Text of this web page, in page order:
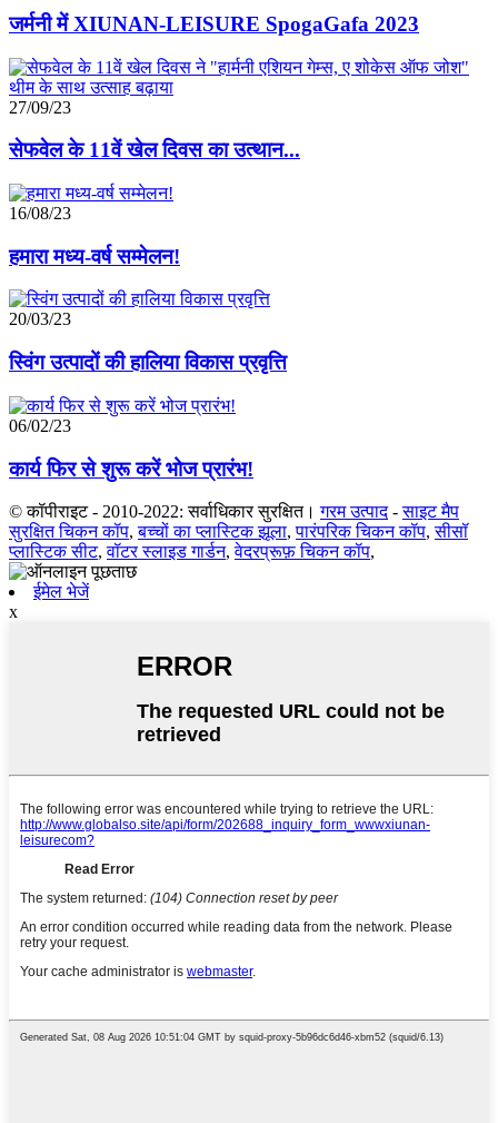
जर्मनी में XIUNAN-LEISURE SpogaGafa 2023
27/09/23
सेफवेल के 11वें खेल दिवस का उत्थान...
16/08/23
हमारा मध्य-वर्ष सम्मेलन!
20/03/23
स्विंग उत्पादों की हालिया विकास प्रवृत्ति
06/02/23
कार्य फिर से शुरू करें भोज प्रारंभ!
© कॉपीराइट - 2010-2022: सर्वाधिकार सुरक्षित। गरम उत्पाद-साइट मैप
सुरक्षित चिकन कॉप,बच्चों का प्लास्टिक झूला,पारंपरिक चिकन कॉप,सीसॉ
प्लास्टिक सीट,वॉटर स्लाइड गार्डन,वेदरप्रूफ़ चिकन कॉप,
ईमेल भेजें
x